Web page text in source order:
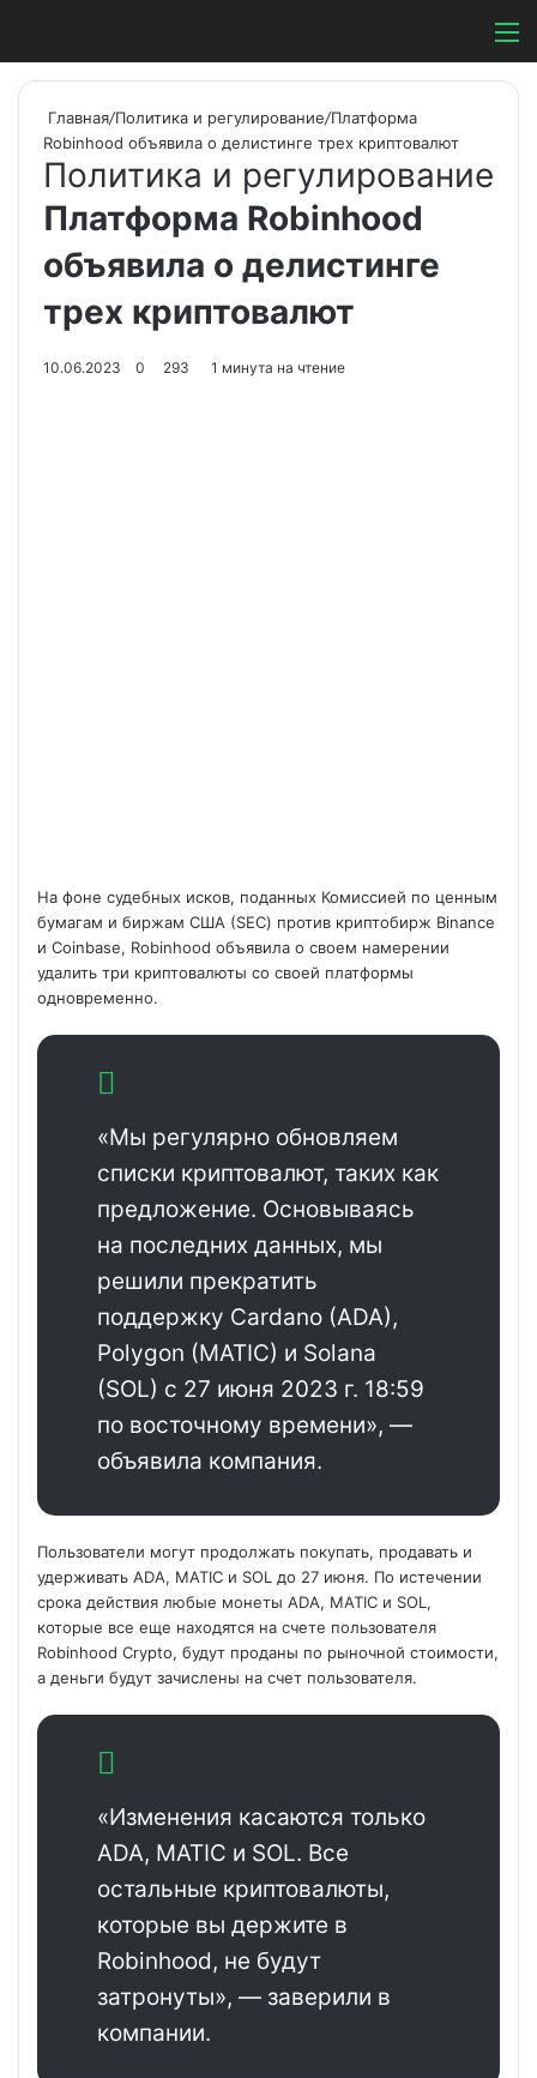
Switch skin
Главная/Политика и регулирование/Платформа
Robinhood объявила о делистинге трех криптовалют
Политика и регулирование
Платформа Robinhood
объявила о делистинге
трех криптовалют
10.06.2023 0 293 1 минута на чтение
На фоне судебных исков, поданных Комиссией по ценным
бумагам и биржам США (SEC) против криптобирж Binance
и Coinbase, Robinhood объявила о своем намерении
удалить три криптовалюты со своей платформы
одновременно.
«Мы регулярно обновляем
списки криптовалют, таких как
предложение. Основываясь
на последних данных, мы
решили прекратить
поддержку Cardano (ADA),
Polygon (MATIC) и Solana
(SOL) с 27 июня 2023 г. 18:59
по восточному времени», —
объявила компания.
Пользователи могут продолжать покупать, продавать и
удерживать ADA, MATIC и SOL до 27 июня. По истечении
срока действия любые монеты ADA, MATIC и SOL,
которые все еще находятся на счете пользователя
Robinhood Crypto, будут проданы по рыночной стоимости,
а деньги будут зачислены на счет пользователя.
«Изменения касаются только
ADA, MATIC и SOL. Все
остальные криптовалюты,
которые вы держите в
Robinhood, не будут
затронуты», — заверили в
компании.